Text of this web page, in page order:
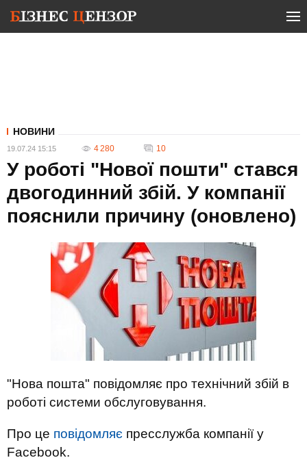
НОВИНИ
19.07.24 15:15 4 280 10
У роботі "Нової пошти" стався
двогодинний збій. У компанії
пояснили причину (оновлено)
"Нова пошта" повідомляє про технічний збій в
роботі системи обслуговування.
Про це повідомляє пресслужба компанії у
Facebook.